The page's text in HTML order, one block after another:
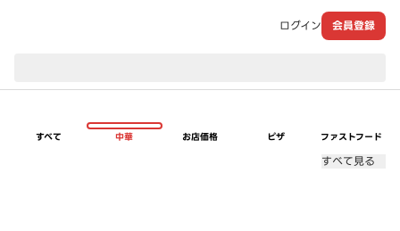
ログイン 会員登録
すべて 中華 お店価格 ピザ ファストフード
すべて見る